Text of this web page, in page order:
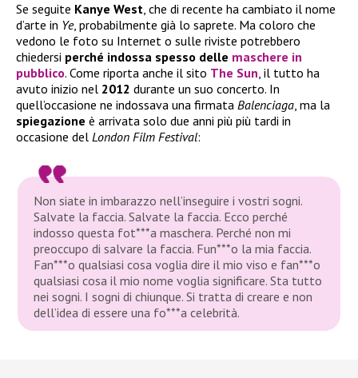
Se seguite Kanye West, che di recente ha cambiato il nome
d’arte in Ye, probabilmente già lo saprete. Ma coloro che
vedono le foto su Internet o sulle riviste potrebbero
chiedersi perché indossa spesso delle maschere in
pubblico. Come riporta anche il sito The Sun, il tutto ha
avuto inizio nel 2012 durante un suo concerto. In
quell’occasione ne indossava una firmata Balenciaga, ma la
spiegazione è arrivata solo due anni più più tardi in
occasione del London Film Festival:
Non siate in imbarazzo nell’inseguire i vostri sogni.
Salvate la faccia. Salvate la faccia. Ecco perché
indosso questa fot***a maschera. Perché non mi
preoccupo di salvare la faccia. Fun***o la mia faccia.
Fan***o qualsiasi cosa voglia dire il mio viso e fan***o
qualsiasi cosa il mio nome voglia significare. Sta tutto
nei sogni. I sogni di chiunque. Si tratta di creare e non
dell’idea di essere una fo***a celebrità.